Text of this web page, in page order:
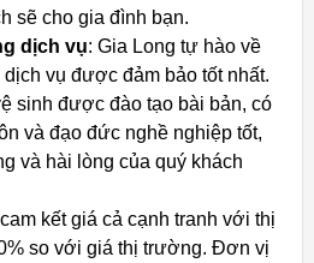
sẽ cho gia đình bạn.
dịch vụ: Gia Long tự hào về
vụ được đảm bảo tốt nhất.
sinh được đào tạo bài bản, có
và đạo đức nghề nghiệp tốt,
và hài lòng của quý khách
kết giá cả cạnh tranh với thị
so với giá thị trường. Đơn vị